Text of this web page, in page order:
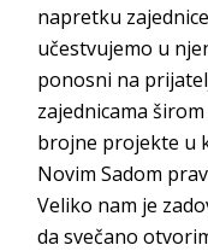
napretku
učestvujemo u
ponosni na
zajednicama
brojne projekte u
Novim Sadom
Veliko nam je
da svečano